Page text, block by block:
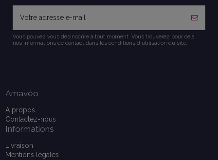
Vous pouvez vous désinscrire à tout moment. Vous trouverez pour cela
nos informations de contact dans les conditions d'utilisation du site.
Amavéo
A propos
Contactez-nous
Informations
Livraison
Mentions légales